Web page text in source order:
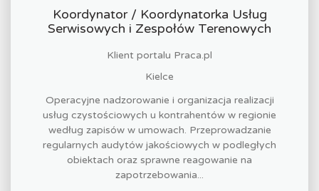
Koordynator / Koordynatorka Usług
Serwisowych i Zespołów Terenowych
Klient portalu Praca.pl
Kielce
Operacyjne nadzorowanie i organizacja realizacji
usług czystościowych u kontrahentów w regionie
według zapisów w umowach. Przeprowadzanie
regularnych audytów jakościowych w podległych
obiektach oraz sprawne reagowanie na
zapotrzebowania...